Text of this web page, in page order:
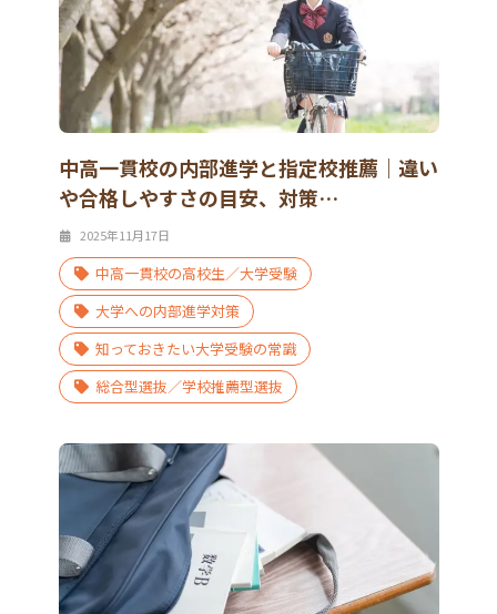
中高一貫校の内部進学と指定校推薦｜違い
や合格しやすさの目安、対策…
2025年11月17日
中高一貫校の高校生／大学受験
大学への内部進学対策
知っておきたい大学受験の常識
総合型選抜／学校推薦型選抜